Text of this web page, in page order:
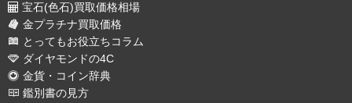
宝石(色石)買取価格相場
金プラチナ買取価格
とってもお役立ちコラム
ダイヤモンドの4C
金貨・コイン辞典
鑑別書の見方